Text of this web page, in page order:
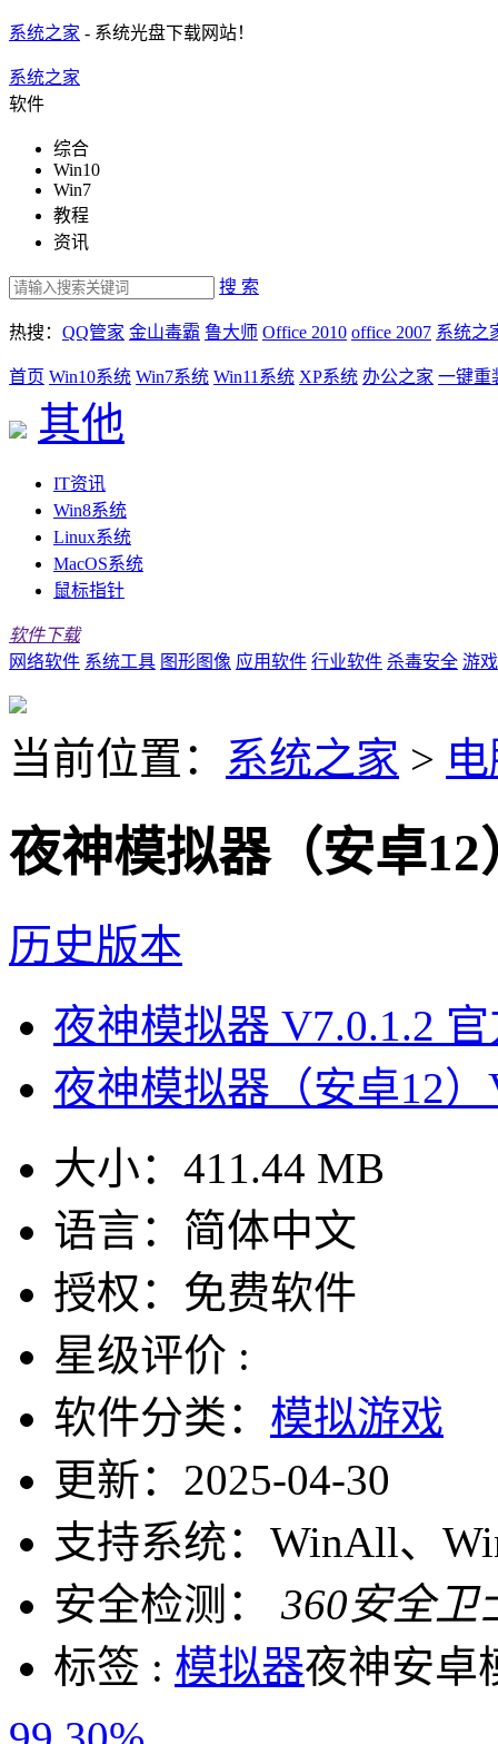
系统之家 - 系统光盘下载网站！
系统之家
软件
综合
Win10
Win7
教程
资讯
搜 索
热搜： QQ管家 金山毒霸 鲁大师 Office 2010 office 2007 系统之
首页 Win10系统 Win7系统 Win11系统 XP系统 办公之家 一键重
其他
IT资讯
Win8系统
Linux系统
MacOS系统
鼠标指针
软件下载
网络软件 系统工具 图形图像 应用软件 行业软件 杀毒安全 游
当前位置： 系统之家 >
夜神模拟器（安卓
历史版本
夜神模拟器 V7.0.1.2
夜神模拟器（安卓12
大小： 411.44 MB
语言： 简体中文
授权： 免费软件
星级评价 :
软件分类： 模拟游戏
更新： 2025-04-30
支持系统： WinAll、
安全检测：
360安全卫
标签 : 模拟器夜神安卓